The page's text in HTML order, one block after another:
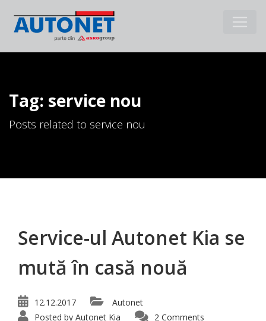
Tag: service nou
Posts related to service nou
Service-ul Autonet Kia se
mută în casă nouă
12.12.2017
Autonet
Posted by Autonet Kia 2 Comments